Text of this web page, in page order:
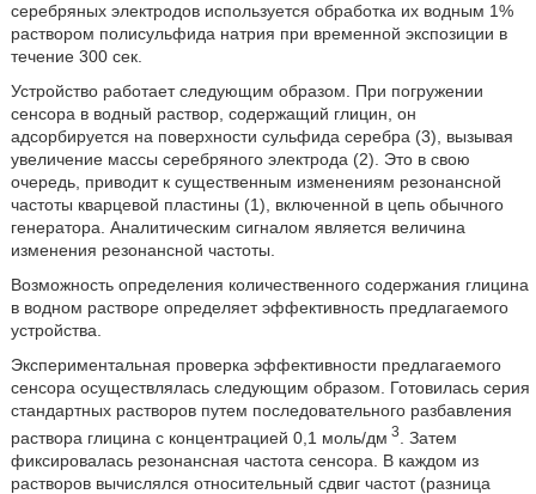
серебряных электродов используется обработка их водным 1%
раствором полисульфида натрия при временной экспозиции в
течение 300 сек.
Устройство работает следующим образом. При погружении
сенсора в водный раствор, содержащий глицин, он
адсорбируется на поверхности сульфида серебра (3), вызывая
увеличение массы серебряного электрода (2). Это в свою
очередь, приводит к существенным изменениям резонансной
частоты кварцевой пластины (1), включенной в цепь обычного
генератора. Аналитическим сигналом является величина
изменения резонансной частоты.
Возможность определения количественного содержания глицина
в водном растворе определяет эффективность предлагаемого
устройства.
Экспериментальная проверка эффективности предлагаемого
сенсора осуществлялась следующим образом. Готовилась серия
стандартных растворов путем последовательного разбавления
раствора глицина с концентрацией 0,1 моль/дм 3
. Затем
фиксировалась резонансная частота сенсора. В каждом из
растворов вычислялся относительный сдвиг частот (разница